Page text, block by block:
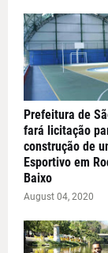
Prefeitura de
fará licitação
construção de
Esportivo em
Baixo
August 04, 2020